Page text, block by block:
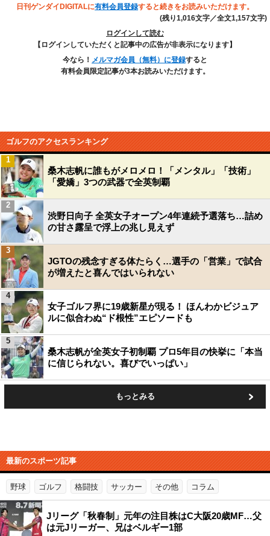
日刊ゲンダイDIGITALに有料会員登録すると続きをお読みいただけます。
(残り1,016文字／全文1,157文字)
ログインして読む
【ログインしていただくと記事中の広告が非表示になります】
今なら！ メルマガ会員（無料）に登録すると
有料会員限定記事が3本お読みいただけます。
ゴルフのアクセスランキング
桑木志帆に誰もがメロメロ！「メンタル」「技術」
「愛嬌」3つの武器で全英制覇
1
渋野日向子 全英女子オープン4年連続予選落ち…詰め
の甘さ露呈で浮上の兆し見えず
2
JGTOの残念すぎる体たらく…選手の「営業」で試合
が増えたと喜んではいられない
3
女子ゴルフ界に19歳新星が現る！ ほんわかビジュア
ルに似合わぬ“ド根性”エピソードも
4
桑木志帆が全英女子初制覇 プロ5年目の快挙に「本当
に信じられない。喜びでいっぱい」
5
もっとみる
最新のスポーツ記事
野球 ゴルフ 格闘技 サッカー その他 コラム
Jリーグ「秋春制」元年の注目株はC大阪20歳MF…父
は元Jリーガー、兄はベルギー1部